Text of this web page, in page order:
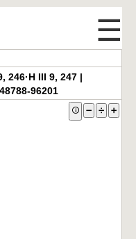
☰
246·H III 9, 247 |
96201